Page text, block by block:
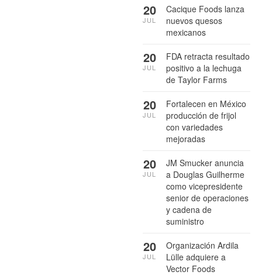
Cacique Foods lanza
nuevos quesos
mexicanos
20
JUL
FDA retracta resultado
positivo a la lechuga
de Taylor Farms
20
JUL
Fortalecen en México
producción de frijol
con variedades
mejoradas
20
JUL
JM Smucker anuncia
a Douglas Guilherme
como vicepresidente
senior de operaciones
y cadena de
suministro
20
JUL
Organización Ardila
Lülle adquiere a
Vector Foods
20
JUL